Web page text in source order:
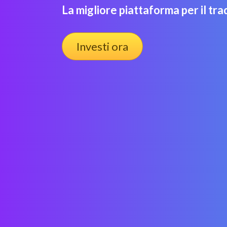
La migliore piattaforma per il
Investi ora